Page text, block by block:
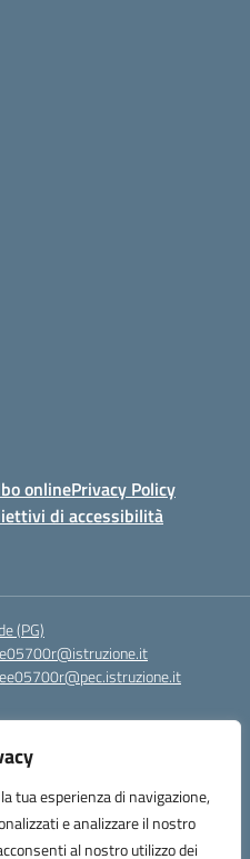
tua esperienza di navigazione,
e analizzare il nostro
al nostro utilizzo dei
onlinePrivacy Policy
di accessibilità
(PG)
(IPA): istsc_pgee05700r